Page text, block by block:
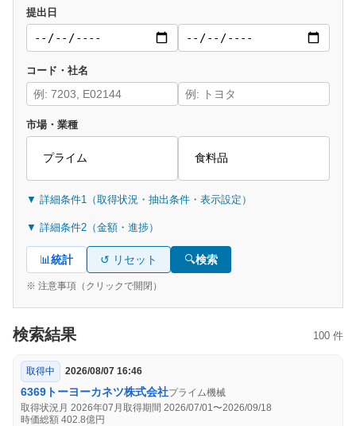
提出日
コード・社名
市場・業種
▼ 詳細条件1（取得状況・抽出条件・表示設定）
▼ 詳細条件2（金額・進捗）
📊統計 ↺ リセット 🔍検索
※ 注意事項（クリックで開閉）
検索結果 100 件
取得中 2026/08/07 16:46
6369 トーヨーカネツ株式会社プライム機械
取得状況月 2026年07月取得期間 2026/07/01〜2026/09/18
時価総額 402.8億円